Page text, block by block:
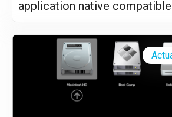
application native